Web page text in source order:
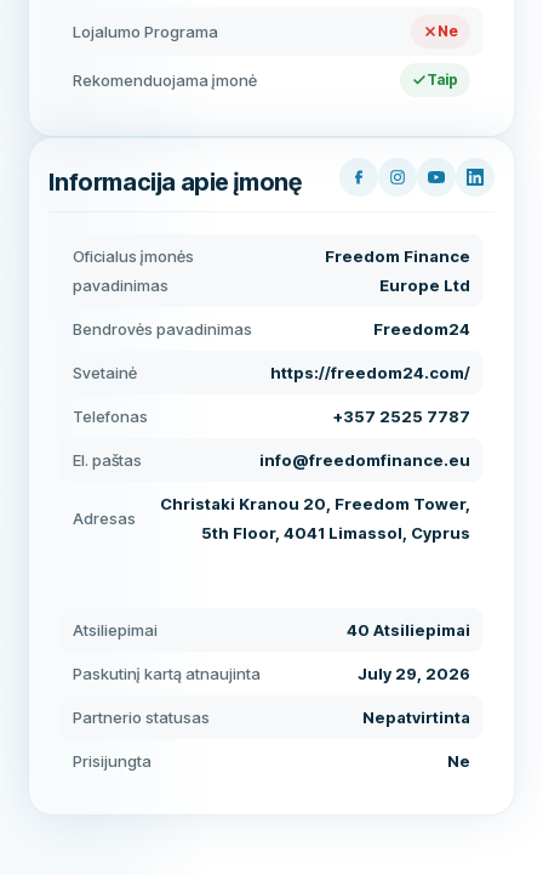
Lojalumo Programa Ne
Rekomenduojama įmonė Taip
Informacija apie įmonę
Oficialus įmonės
pavadinimas
Freedom Finance
Europe Ltd
Bendrovės pavadinimas Freedom24
Svetainė https://freedom24.com/
Telefonas +357 2525 7787
El. paštas info@freedomfinance.eu
Adresas
Christaki Kranou 20, Freedom Tower,
5th Floor, 4041 Limassol, Cyprus
Atsiliepimai 40 Atsiliepimai
Paskutinį kartą atnaujinta July 29, 2026
Partnerio statusas Nepatvirtinta
Prisijungta Ne